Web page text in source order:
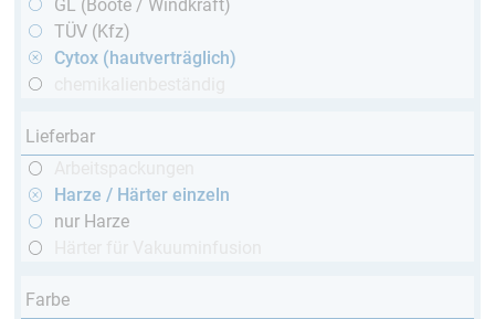
GL (Boote / Windkraft)
TÜV (Kfz)
Cytox (hautverträglich)
Lieferbar
Harze / Härter einzeln
nur Harze
Farbe